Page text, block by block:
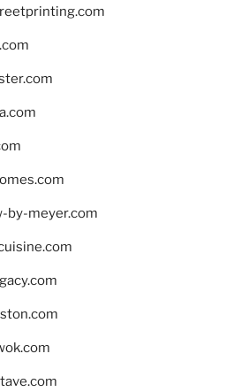
by-meyer.com